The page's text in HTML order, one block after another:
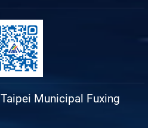
Taipei Municipal Fuxing